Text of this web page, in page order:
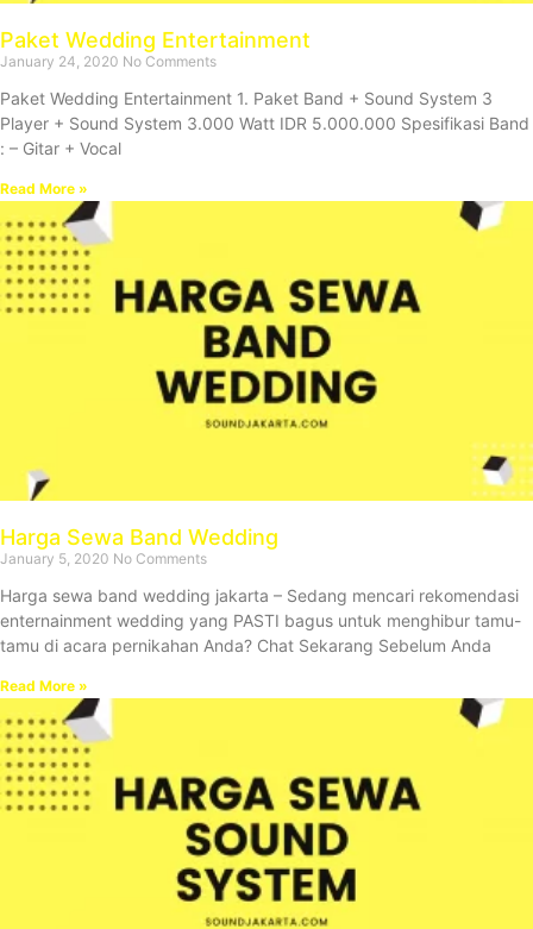
Paket Wedding Entertainment
January 24, 2020 No Comments
Paket Wedding Entertainment 1. Paket Band + Sound System 3
Player + Sound System 3.000 Watt IDR 5.000.000 Spesifikasi Band
: – Gitar + Vocal
Read More »
Harga Sewa Band Wedding
January 5, 2020 No Comments
Harga sewa band wedding jakarta – Sedang mencari rekomendasi
enternainment wedding yang PASTI bagus untuk menghibur tamu-
tamu di acara pernikahan Anda? Chat Sekarang Sebelum Anda
Read More »